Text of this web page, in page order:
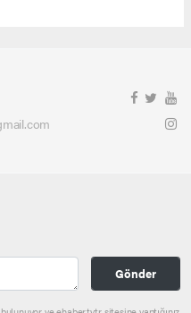
Gönder